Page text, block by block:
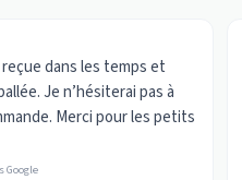
reçue dans les temps et
Je n’hésiterai pas à
Merci pour les petits
Google